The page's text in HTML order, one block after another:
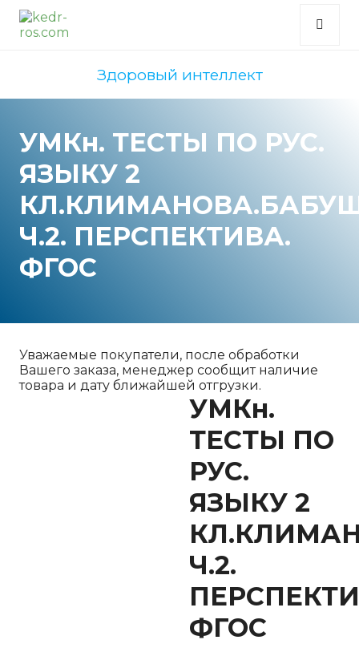
Здоровый интеллект
УМКн. ТЕСТЫ ПО РУС.
ЯЗЫКУ 2
Ч.2. ПЕРСПЕКТИВА.
ФГОС
Уважаемые покупатели, после обработки
Вашего заказа, менеджер сообщит наличие
товара и дату ближайшей отгрузки.
УМКн.
ТЕСТЫ ПО
РУС.
ЯЗЫКУ 2
Ч.2.
ФГОС